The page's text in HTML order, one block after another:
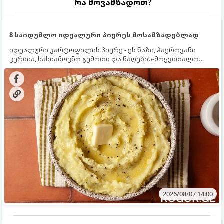
რა მოვამზადოთ?
8 საიდუმლო იდეალური პიურეს მოსამზადებლად
იდეალური კარტოფილის პიურე - ეს ნაზი, ჰაეროვანი
კერძია, სასიამოვნო გემოთი და ნაღების-მოყვითალო
ფერით. მისი მომზადება ძალიან მარტივია, მაგრამ
არსებობს რამდენიმე საიდუმლო, რომლებიც უნდა
იცოდეთ, რომ პიურე იდეალურად გემრიელი გამოვიდეს.
2026/08/07 14:00